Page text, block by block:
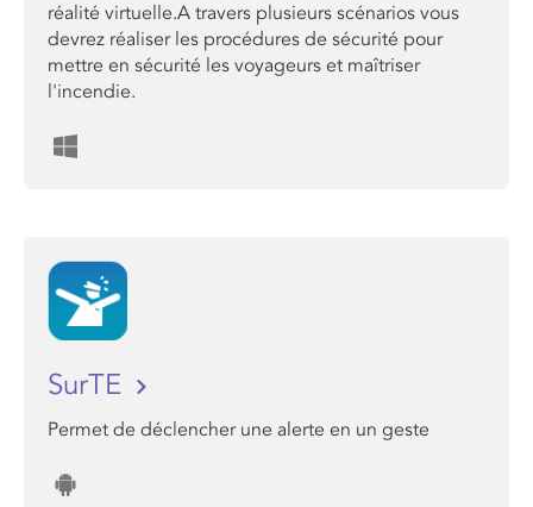
réalité virtuelle.A travers plusieurs scénarios vous
devrez réaliser les procédures de sécurité pour
mettre en sécurité les voyageurs et maîtriser
l'incendie.
SurTE
Permet de déclencher une alerte en un geste